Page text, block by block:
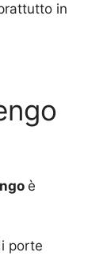
in
è
porte